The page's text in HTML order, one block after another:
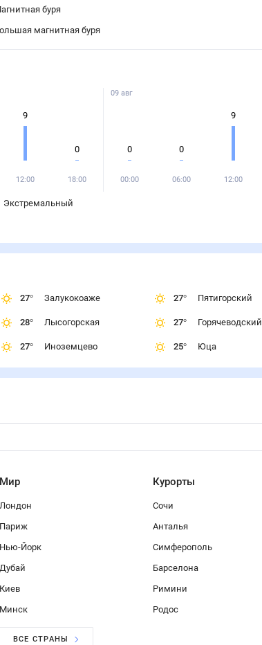
буря
магнитная буря
9
12:00
0
18:00
09 авг
0
00:00
0
06:00
9
12:00
Экстремальный
27° Залукокоаже
28° Лысогорская
27° Иноземцево
27° Пятигорский
27° Горячеводский
25° Юца
Мир
Лондон
Париж
Нью-Йорк
Дубай
Киев
Минск
Курорты
Сочи
Анталья
Симферополь
Барселона
Римини
Родос
ВСЕ СТРАНЫ